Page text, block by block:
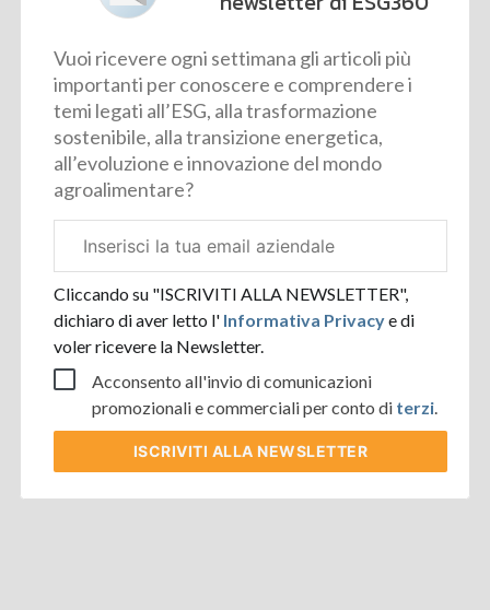
Vuoi ricevere ogni settimana gli articoli più
importanti per conoscere e comprendere i
temi legati all’ESG, alla trasformazione
sostenibile, alla transizione energetica,
all’evoluzione e innovazione del mondo
agroalimentare?
aziendale
Cliccando su "ISCRIVITI ALLA NEWSLETTER",
dichiaro di aver letto l' Informativa Privacye di
voler ricevere la Newsletter.
Acconsento all'invio di comunicazioni
promozionali e commerciali per conto di terzi
ISCRIVITI ALLA NEWSLETTER